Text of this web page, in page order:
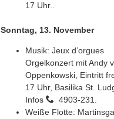
17 Uhr..
Sonntag, 13. November
Musik: Jeux d’orgues
Orgelkonzert mit Andy
Oppenkowski, Eintritt
17 Uhr, Basilika St.
Infos
4903-231.
Weiße Flotte: